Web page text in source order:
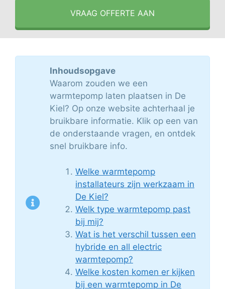
VRAAG OFFERTE AAN
Inhoudsopgave
Waarom zouden we een
warmtepomp laten plaatsen in De
Kiel? Op onze website achterhaal je
bruikbare informatie. Klik op een van
de onderstaande vragen, en ontdek
snel bruikbare info.
Welke warmtepomp
installateurs zijn werkzaam in
De Kiel?
Welk type warmtepomp past
bij mij?
Wat is het verschil tussen een
hybride en all electric
warmtepomp?
Welke kosten komen er kijken
bij een warmtepomp in De